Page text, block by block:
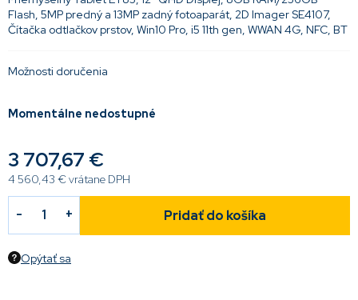
3 707,67 €
4 560,43 € vrátane DPH
Momentálne nedostupné
Možnosti doručenia
Pridať do košíka
Flash, 5MP predný a 13MP zadný fotoaparát, 2D Imager SE4107,
Čítačka odtlačkov prstov, Win10 Pro, i5 11th gen, WWAN 4G, NFC, BT
Opýtať sa